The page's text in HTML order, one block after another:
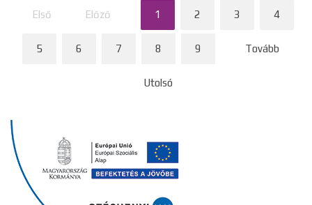
Első Előző 1 2 3 4
5 6 7 8 9 Tovább
Utolsó